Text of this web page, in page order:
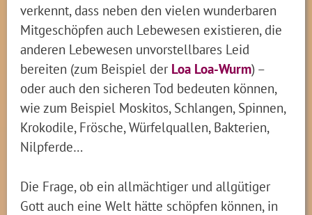
verkennt, dass neben den vielen wunderbaren
Mitgeschöpfen auch Lebewesen existieren, die
anderen Lebewesen unvorstellbares Leid
bereiten (zum Beispiel der Loa Loa-Wurm) –
oder auch den sicheren Tod bedeuten können,
wie zum Beispiel Moskitos, Schlangen, Spinnen,
Krokodile, Frösche, Würfelquallen, Bakterien,
Nilpferde…
Die Frage, ob ein allmächtiger und allgütiger
Gott auch eine Welt hätte schöpfen können, in